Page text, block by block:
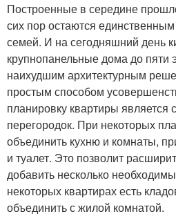
Построенные в середине
сих пор остаются
семей. И на сегодняшний день
крупнопанельные дома до пяти
наихудшим архитектурным
простым способом
планировку квартиры
перегородок. При некоторых
объединить кухню и комнаты,
и туалет. Это позволит
добавить несколько
некоторых квартирах есть
объединить с жилой комнатой.